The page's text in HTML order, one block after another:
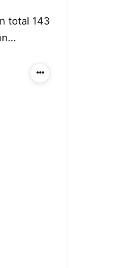
total 143
Más acciones